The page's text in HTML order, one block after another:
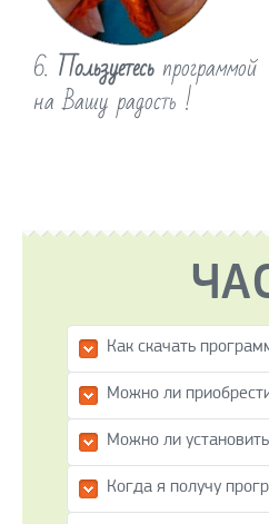
6. Пользуетесьпрограммой
на Вашу радость !
Как скачать
Можно ли
Можно ли
Когда я получу